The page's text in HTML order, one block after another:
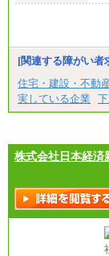
大
■
大
大
短
※
す
中
月
す
ま
[関連する障がい者
住宅・建設・不動
実している企業
株式会社日本経済